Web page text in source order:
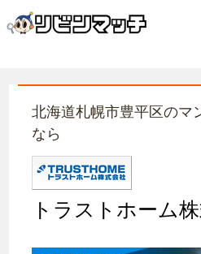
北海道札幌市豊平区のマ
なら
トラストホーム